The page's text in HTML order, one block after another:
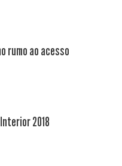
rumo ao acesso
2018